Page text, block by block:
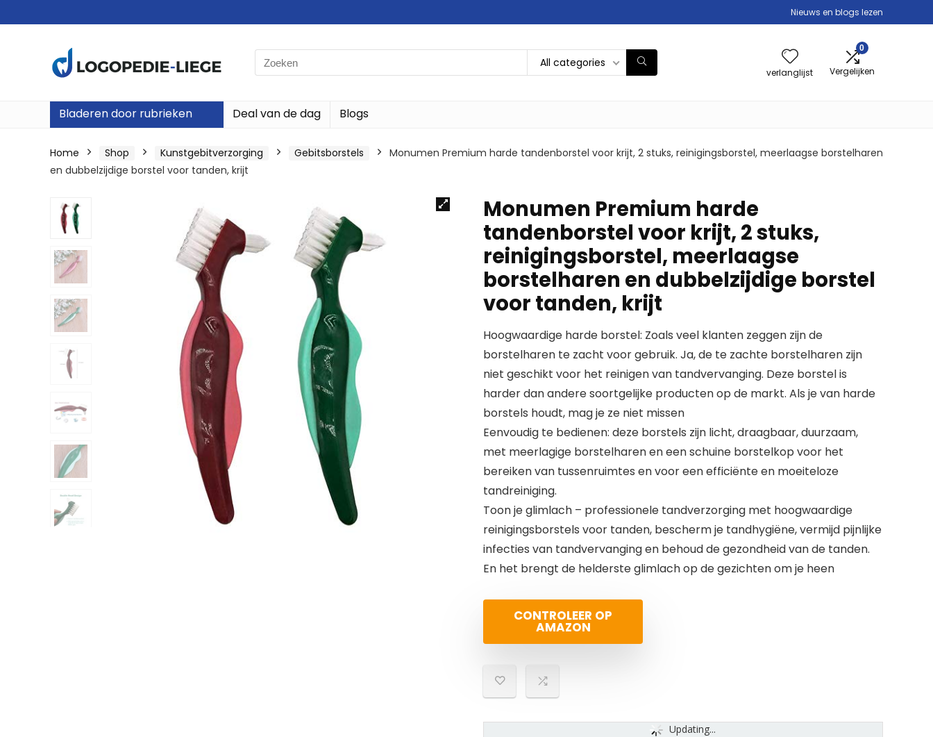
Nieuws en blogs lezen
Search
for:
All categories
verlanglijst
0
Vergelijken
Bladeren door rubrieken Deal van de dag Blogs
Home Shop Kunstgebitverzorging Gebitsborstels
Monumen Premium harde tandenborstel voor krijt, 2 stuks, reinigingsborstel, meerlaagse borstelharen
en dubbelzijdige borstel voor tanden, krijt
Monumen Premium harde
tandenborstel voor krijt, 2 stuks,
reinigingsborstel, meerlaagse
borstelharen en dubbelzijdige borstel
voor tanden, krijt
Hoogwaardige harde borstel: Zoals veel klanten zeggen zijn de
borstelharen te zacht voor gebruik. Ja, de te zachte borstelharen zijn
niet geschikt voor het reinigen van tandvervanging. Deze borstel is
harder dan andere soortgelijke producten op de markt. Als je van harde
borstels houdt, mag je ze niet missen
Eenvoudig te bedienen: deze borstels zijn licht, draagbaar, duurzaam,
met meerlagige borstelharen en een schuine borstelkop voor het
bereiken van tussenruimtes en voor een efficiënte en moeiteloze
tandreiniging.
Toon je glimlach – professionele tandverzorging met hoogwaardige
reinigingsborstels voor tanden, bescherm je tandhygiëne, vermijd pijnlijke
infecties van tandvervanging en behoud de gezondheid van de tanden.
En het brengt de helderste glimlach op de gezichten om je heen
CONTROLEER OP
AMAZON
Updating...